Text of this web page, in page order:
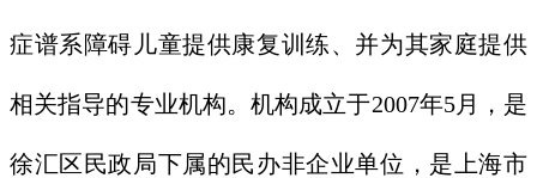
症谱系障碍儿童提供康复训练、并为其家庭提供
相关指导的专业机构。机构成立于2007年5月，是
徐汇区民政局下属的民办非企业单位，是上海市